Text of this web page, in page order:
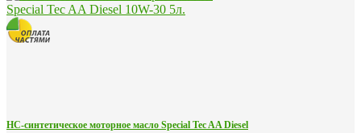
НС-синтетическое моторное масло Special Tec AA Diesel